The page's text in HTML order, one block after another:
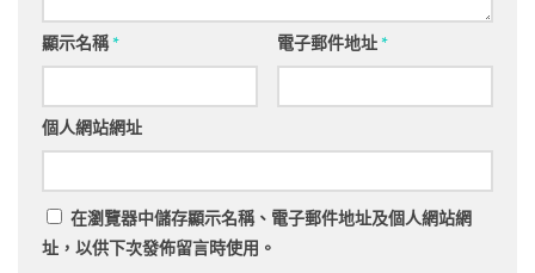
顯示名稱* 電子郵件地址*
個人網站網址
在瀏覽器中儲存顯示名稱、電子郵件地址及個人網站網
址，以供下次發佈留言時使用。